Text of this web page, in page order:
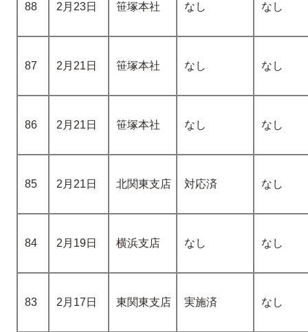
88 2月23日 笹塚本社 なし なし
87 2月21日 笹塚本社 なし なし
86 2月21日 笹塚本社 なし なし
85 2月21日 北関東支店 対応済 なし
84 2月19日 横浜支店 なし なし
83 2月17日 東関東支店 実施済 なし